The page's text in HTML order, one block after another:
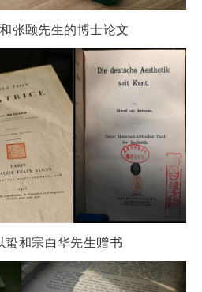
张颐先生的博士论文
蛰和宗白华先生赠书